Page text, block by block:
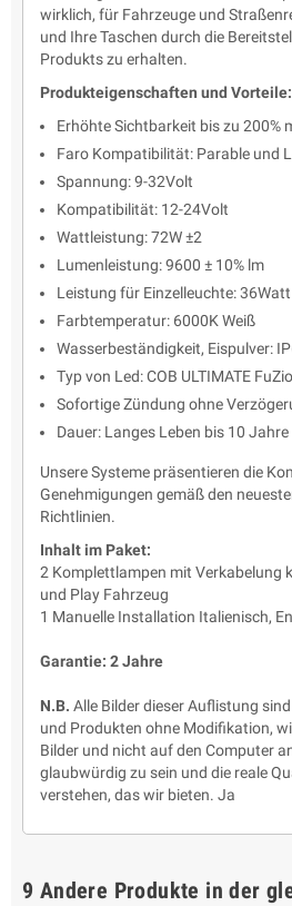
wirklich, für Fahrzeuge und
und Ihre Taschen durch die
Produkts zu erhalten.
Produkteigenschaften und Vorteile:
Erhöhte Sichtbarkeit bis zu 200%
Faro Kompatibilität: Parable und
Spannung: 9-32Volt
Kompatibilität: 12-24Volt
Wattleistung: 72W ±2
Lumenleistung: 9600 ± 10% lm
Leistung für Einzelleuchte:
Farbtemperatur: 6000K Weiß
Wasserbeständigkeit, Eispulver:
Typ von Led: COB ULTIMATE
Sofortige Zündung ohne
Dauer: Langes Leben bis 10 Jahre
Unsere Systeme präsentieren die
Genehmigungen gemäß den
Richtlinien.
Inhalt im Paket:
2 Komplettlampen mit Verkabelung
und Play Fahrzeug
1 Manuelle Installation Italienisch,
Garantie: 2 Jahre
N.B. Alle Bilder dieser Auflistung
und Produkten ohne Modifikation,
Bilder und nicht auf den Computer
glaubwürdig zu sein und die reale
verstehen, das wir bieten. Ja
9 Andere Produkte in der